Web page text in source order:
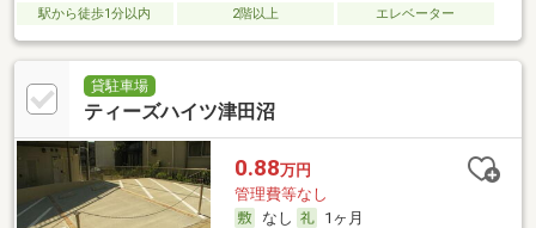
駅から徒歩1分以内
2階以上 エレベーター
貸駐車場
ティーズハイツ津田沼
0.88万円
管理費等なし
なし
1ヶ月